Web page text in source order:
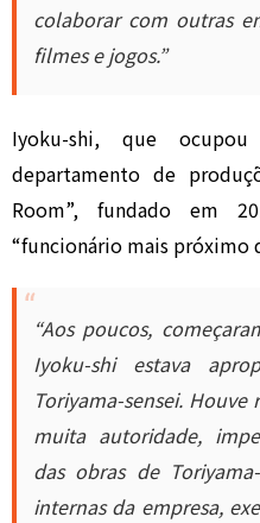
colaborar com outras
filmes e jogos.”
Iyoku-shi, que
departamento de
Room”, fundado em
“funcionário mais próximo
“Aos poucos,
Iyoku-shi estava
Toriyama-sensei.
muita autoridade,
das obras de
internas da empresa,